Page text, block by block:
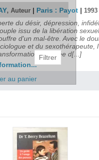
, Auteur | Paris : Payot| 1993
du désir, dépression,
issu de la libération
d'un mal-être. Avec le
et du sexothérapeute,
de l'idée d[...]
au panier